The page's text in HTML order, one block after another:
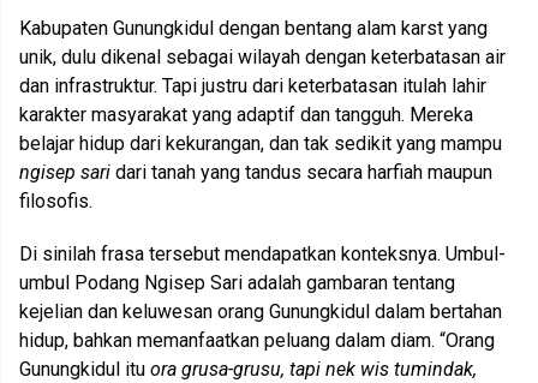
Kabupaten Gunungkidul dengan bentang alam karst yang
unik, dulu dikenal sebagai wilayah dengan keterbatasan air
dan infrastruktur. Tapi justru dari keterbatasan itulah lahir
karakter masyarakat yang adaptif dan tangguh. Mereka
belajar hidup dari kekurangan, dan tak sedikit yang mampu
ngisep sari dari tanah yang tandus secara harfiah maupun
filosofis.
Di sinilah frasa tersebut mendapatkan konteksnya. Umbul-
umbul Podang Ngisep Sari adalah gambaran tentang
kejelian dan keluwesan orang Gunungkidul dalam bertahan
hidup, bahkan memanfaatkan peluang dalam diam. “Orang
Gunungkidul itu ora grusa-grusu, tapi nek wis tumindak,